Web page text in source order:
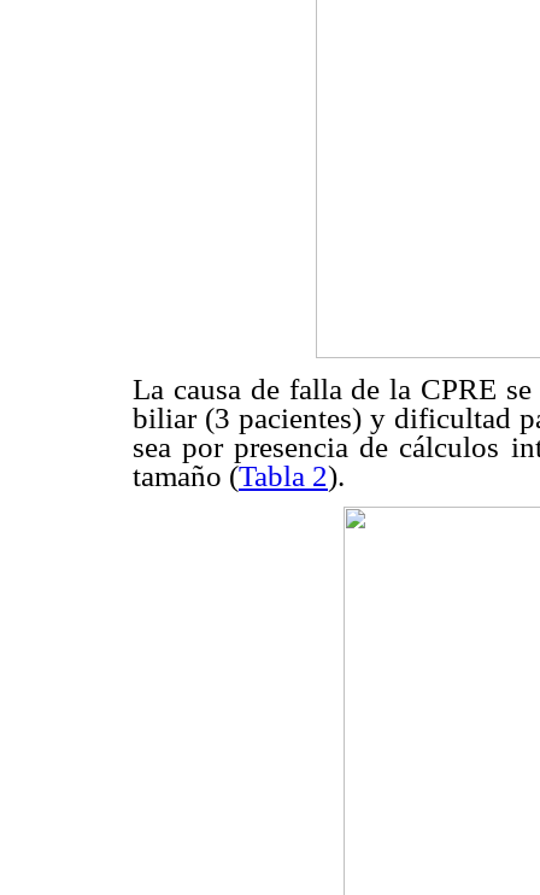
La causa de falla de la CPRE
biliar (3 pacientes) y dificultad
sea por presencia de cálculos
tamaño (Tabla 2).